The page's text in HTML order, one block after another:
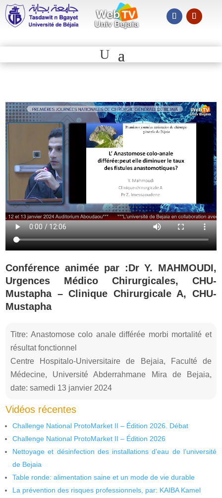
Conférence animée par :Dr Y. MAHMOUDI,
Urgences Médico Chirurgicales, CHU-
Mustapha – Clinique Chirurgicale A, CHU-
Mustapha
Titre: Anastomose colo anale différée morbi mortalité et
résultat fonctionnel
Centre Hospitalo-Universitaire de Bejaia, Faculté de
Médecine, Université Abderrahmane Mira de Bejaia,
date: samedi 13 janvier 2024
Vidéos récentes
Challenge National ProtoMarket II – Édition 2026. Débat
Challenge National ProtoMarket II – Édition 2026
Nettoyage et désinfection des installations d’eau de l’université
de Bejaia
Table ronde: alimentation saine et un mode de vie durable
La prévention des risques professionnels, par: KAIBA Kamel